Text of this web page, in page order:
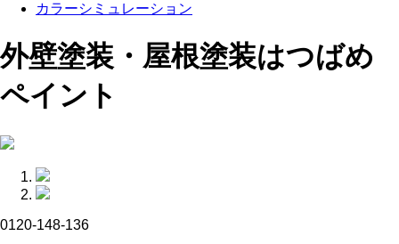
カラーシミュレーション
外壁塗装・屋根塗装はつばめ
ペイント
0120-148-136